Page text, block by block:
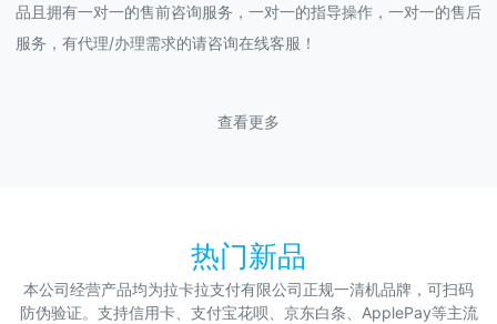
品且拥有一对一的售前咨询服务，一对一的指导操作，一对一的售后
服务，有代理/办理需求的请咨询在线客服！
查看更多
热门新品
本公司经营产品均为拉卡拉支付有限公司正规一清机品牌，可扫码
防伪验证。支持信用卡、支付宝花呗、京东白条、ApplePay等主流